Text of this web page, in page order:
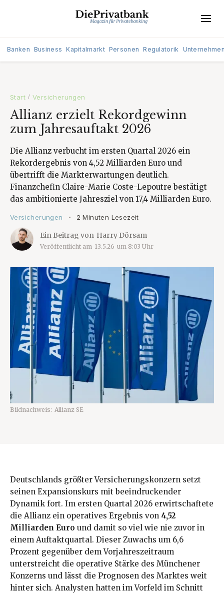
Banken Business Kapitalmarkt Personen Regulatorik
Start / Versicherungen
Allianz erzielt Rekordgewinn
zum Jahresauftakt 2026
Die Allianz verbucht im ersten Quartal 2026 ein
Rekordergebnis von 4,52 Milliarden Euro und
übertrifft die Markterwartungen deutlich.
Finanzchefin Claire-Marie Coste-Lepoutre bestätigt
das ambitionierte Jahresziel von 17,4 Milliarden Euro.
Versicherungen • 2 Minuten Lesezeit
Ein Beitrag von Harry Dörsam
Veröffentlicht am 13.5.26 um 8:03 Uhr
Bildnachweis: Allianz SE
Deutschlands größter Versicherungskonzern setzt
seinen Expansionskurs mit beeindruckender
Dynamik fort. Im ersten Quartal 2026 erwirtschaftete
die Allianz ein operatives Ergebnis von 4,52
Milliarden Euro und damit so viel wie nie zuvor in
einem Auftaktquartal. Dieser Zuwachs um 6,6
Prozent gegenüber dem Vorjahreszeitraum
unterstreicht die operative Stärke des Münchener
Konzerns und lässt die Prognosen des Marktes weit
hinter sich. Analysten hatten im Vorfeld im Schnitt